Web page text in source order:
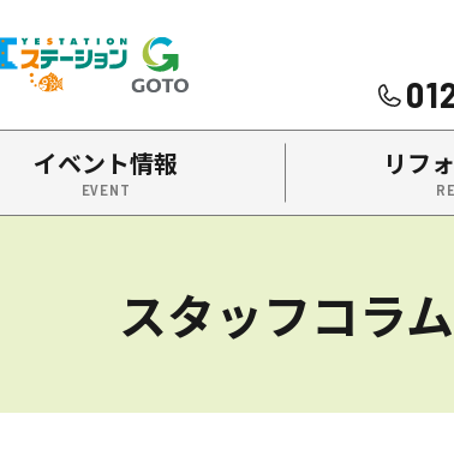
を中心に南陽市・高畠町・長井市の不動産をお
イベント情報 リフ
スタッフコラム